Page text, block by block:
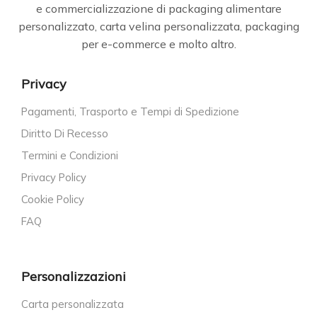
e commercializzazione di packaging alimentare
personalizzato, carta velina personalizzata, packaging
per e-commerce e molto altro.
Privacy
Pagamenti, Trasporto e Tempi di Spedizione
Diritto Di Recesso
Termini e Condizioni
Privacy Policy
Cookie Policy
FAQ
Personalizzazioni
Carta personalizzata